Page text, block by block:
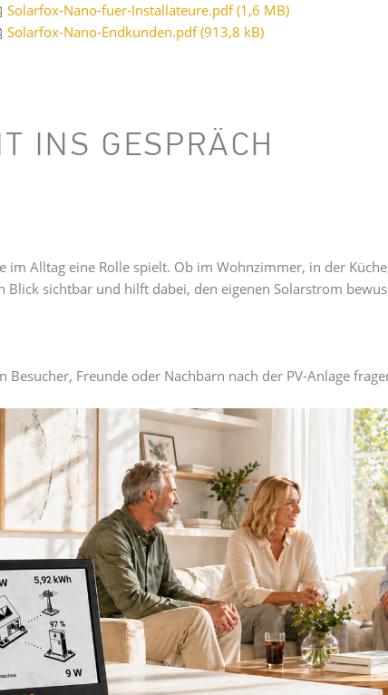
Solarfox-Nano-fuer-Installateure.pdf(1,6 MB)
Solarfox-Nano-Endkunden.pdf(913,8 kB)
INS GESPRÄCH
im Alltag eine Rolle spielt. Ob im Wohnzimmer, in der
sichtbar und hilft dabei, den eigenen Solarstrom
Freunde oder Nachbarn nach der PV-Anlage